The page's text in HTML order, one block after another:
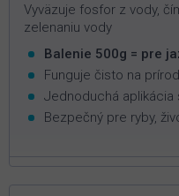
Vyväzuje fosfor z vody,
zelenaniu vody
Balenie 500g = pre
Funguje čisto na
Jednoduchá
Bezpečný pre ryby,